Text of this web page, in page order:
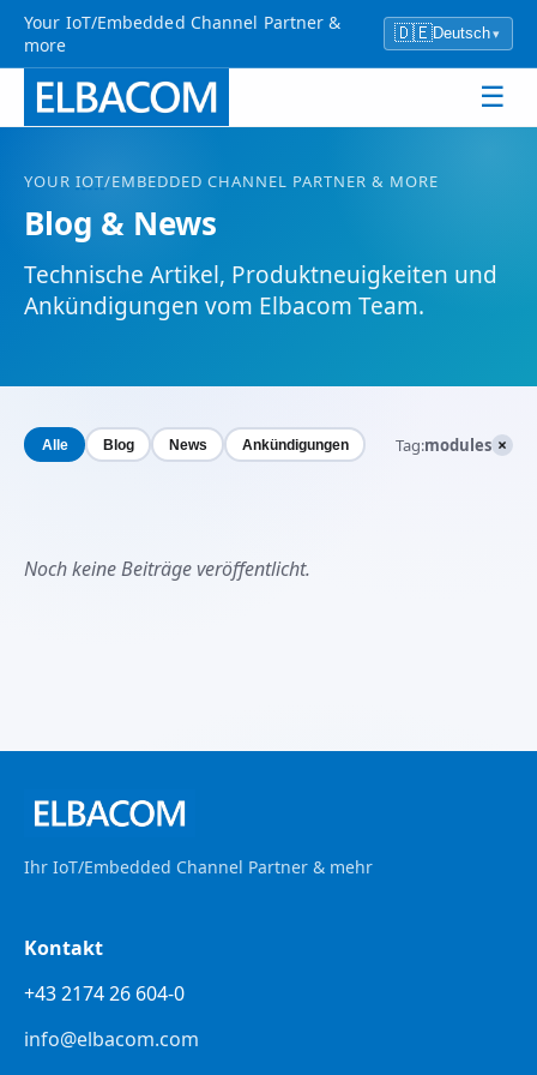
Your IoT/Embedded Channel Partner &
more
🇩🇪Deutsch▾
☰
YOUR IOT/EMBEDDED CHANNEL PARTNER & MORE
Blog & News
Technische Artikel, Produktneuigkeiten und
Ankündigungen vom Elbacom Team.
Alle Blog News Ankündigungen Tag:modules ×
Noch keine Beiträge veröffentlicht.
Ihr IoT/Embedded Channel Partner & mehr
Kontakt
+43 2174 26 604-0
info@elbacom.com